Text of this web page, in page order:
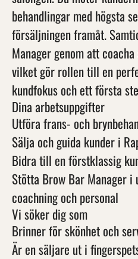
behandlingar med högsta
försäljningen framåt.
Manager genom att
vilket gör rollen till en
kundfokus och ett första
Dina arbetsuppgifter
Utföra frans- och
Sälja och guida kunder i
Bidra till en förstklassig
Stötta Brow Bar Manager
coachning och personal
Vi söker dig som
Brinner för skönhet och
Är en säljare ut i